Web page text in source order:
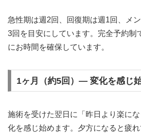
急性期は週2回、回復期は週1回、メ
3回を目安にしています。完全予約制
にお時間を確保しています。
1ヶ月（約5回）— 変化を感じ
施術を受けた翌日に「昨日より楽に
化を感じ始めます。夕方になると疲